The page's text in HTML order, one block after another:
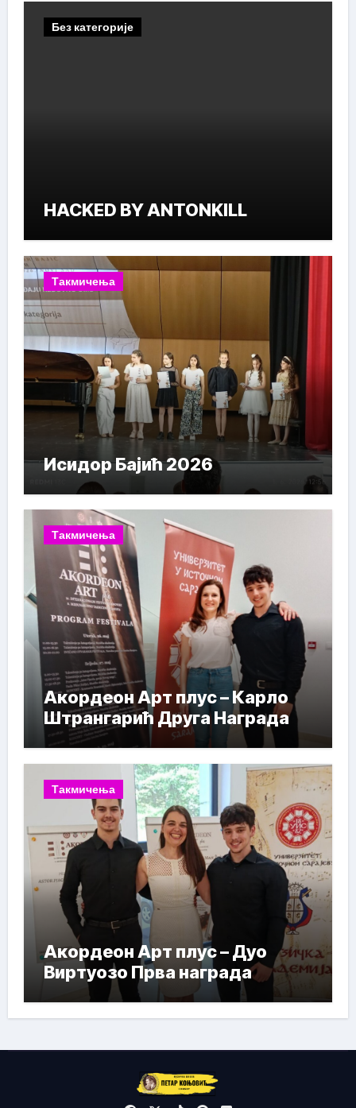
Без категорије
HACKED BY ANTONKILL
Такмичења
Исидор Бајић 2026
Такмичења
Акордеон Арт плус – Карло
Штрангарић Друга Награда
Такмичења
Акордеон Арт плус – Дуо
Виртуозо Прва награда